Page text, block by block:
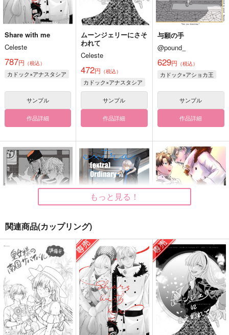
Share with me
Celeste
787円 （税込）
カドック×アナスタシア
サンプル
作品詳細
ムーンジェリーにさそ
われて
Celeste
472円 （税込）
カドック×アナスタシア
サンプル
作品詳細
与願の手
@pound_
629円 （税込）
カドック×アショカ王
サンプル
作品詳細
対価と承認【改訂版】
@pound_
990円 （税込）
カドック×アショカ王
サンプル
作品詳細
(extra)ordinary
Celeste
787円（税込）
ぐだ男×カドック
サンプル
作品詳細
運命ではない貴方
titbit
787円 （税込）
カドック×ぐだ男
サンプル
作品詳細
もっと見る！
関連商品(カップリング)